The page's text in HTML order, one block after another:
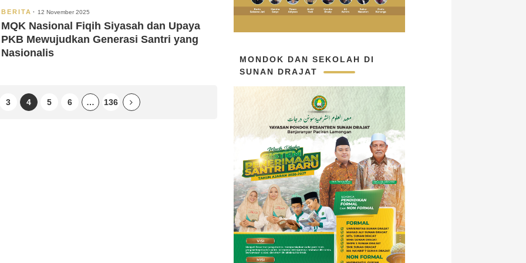
BERITA 12 November 2025
MQK Nasional Fiqih Siyasah dan Upaya
PKB Mewujudkan Generasi Santri yang
Nasionalis
3 4 5 6 … 136
MONDOK DAN SEKOLAH DI
SUNAN DRAJAT